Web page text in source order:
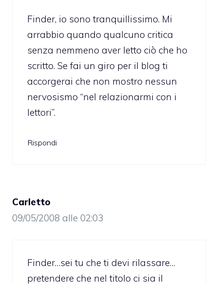
Finder, io sono tranquillissimo. Mi
arrabbio quando qualcuno critica
senza nemmeno aver letto ciò che ho
scritto. Se fai un giro per il blog ti
accorgerai che non mostro nessun
nervosismo “nel relazionarmi con i
lettori”.
Rispondi
Carletto
09/05/2008 alle 02:03
Finder…sei tu che ti devi rilassare…
pretendere che nel titolo ci sia il